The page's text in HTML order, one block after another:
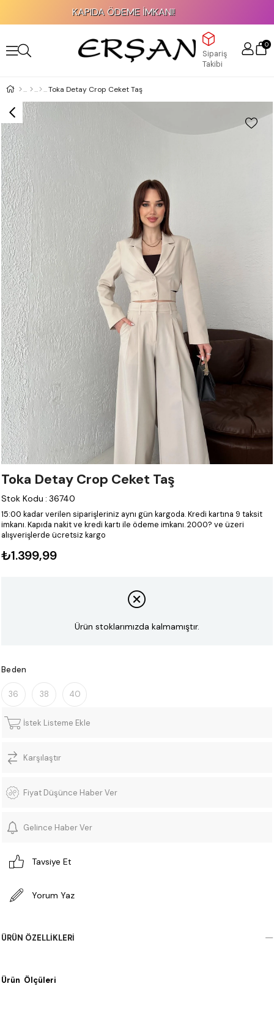
KAPIDA ÖDEME İMKANI!
Sipariş
Takibi
0
Toka Detay Crop Ceket Taş
Toka Detay Crop Ceket Taş
Stok Kodu : 36740
15:00 kadar verilen siparişleriniz aynı gün kargoda.Kredi kartına 9 taksit
imkanı.Kapıda nakit ve kredi kartı ile ödeme imkanı.2000? ve üzeri
alışverişlerde ücretsiz kargo
₺1.399,99
Ürün stoklarımızda kalmamıştır.
Beden
36 38 40
İstek Listeme Ekle
Karşılaştır
Fiyat Düşünce Haber Ver
Gelince Haber Ver
Tavsiye Et
Yorum Yaz
ÜRÜN ÖZELLIKLERI
Ürün Ölçüleri